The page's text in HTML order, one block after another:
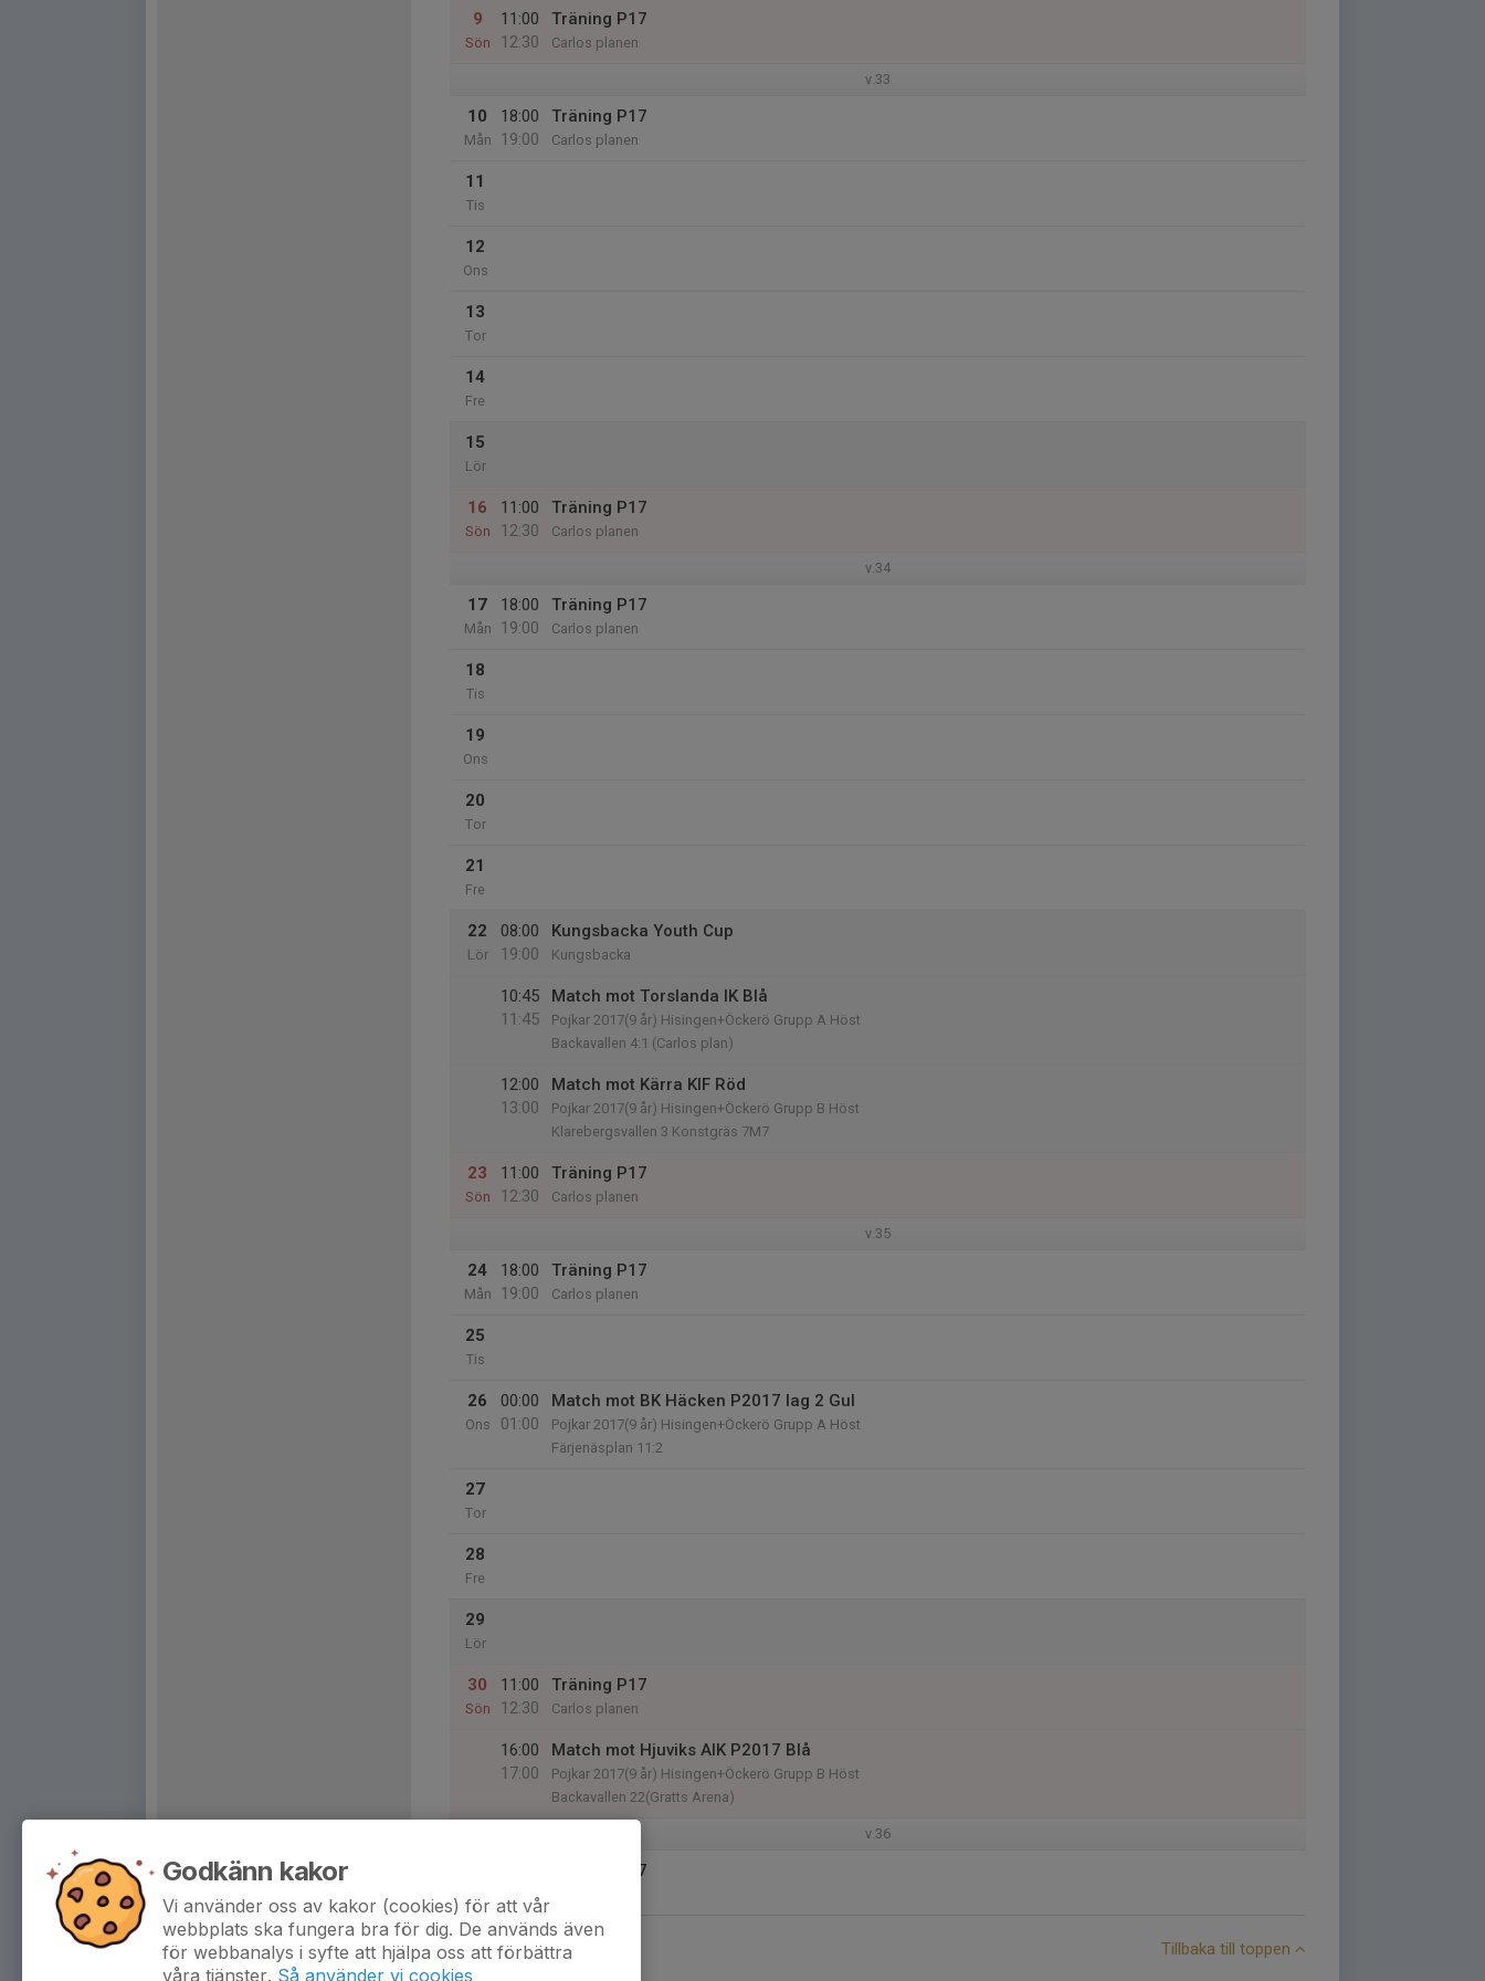
9
Sön
11:00
12:30
Träning P17
Carlos planen
v.33
10
Mån
18:00
19:00
Träning P17
Carlos planen
11
Tis
12
Ons
13
Tor
14
Fre
15
Lör
16
Sön
11:00
12:30
Träning P17
Carlos planen
v.34
17
Mån
18:00
19:00
Träning P17
Carlos planen
18
Tis
19
Ons
20
Tor
21
Fre
22
Lör
08:00
19:00
Kungsbacka Youth Cup
Kungsbacka
10:45
11:45
Match mot Torslanda IK Blå
Pojkar 2017(9 år) Hisingen+Öckerö Grupp A Höst
Backavallen 4:1 (Carlos plan)
12:00
13:00
Match mot Kärra KIF Röd
Pojkar 2017(9 år) Hisingen+Öckerö Grupp B Höst
Klarebergsvallen 3 Konstgräs 7M7
23
Sön
11:00
12:30
Träning P17
Carlos planen
v.35
24
Mån
18:00
19:00
Träning P17
Carlos planen
25
Tis
26
Ons
00:00
01:00
Match mot BK Häcken P2017 lag 2 Gul
Pojkar 2017(9 år) Hisingen+Öckerö Grupp A Höst
Färjenäsplan 11:2
27
Tor
28
Fre
29
Lör
30
Sön
11:00
12:30
Träning P17
Carlos planen
16:00
17:00
Match mot Hjuviks AIK P2017 Blå
Pojkar 2017(9 år) Hisingen+Öckerö Grupp B Höst
Backavallen 22(Gratts Arena)
v.36
19:00
Träning P17
Tillbaka till toppen
Godkänn kakor
Vi använder oss av kakor (cookies) för att vår
webbplats ska fungera bra för dig. De används även
för webbanalys i syfte att hjälpa oss att förbättra
våra tjänster. Så använder vi cookies